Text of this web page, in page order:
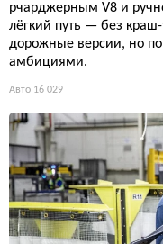
рчарджерным V8 и
лёгкий путь — без
дорожные версии, но
амбициями.
Авто 16 029